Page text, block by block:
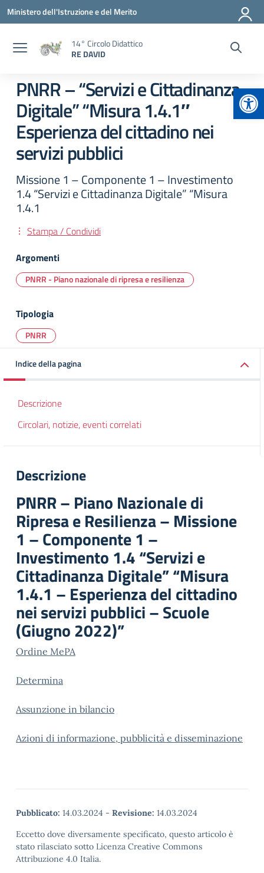
Vai ai contenuti
Vai al menu di navigazione
Vai al footer
Ministero dell'Istruzione e del Merito
14° Circolo Didattico
RE DAVID
PNRR – “Servizi e Cittadinanza
Digitale” “Misura 1.4.1″
Esperienza del cittadino nei
servizi pubblici
Missione 1 – Componente 1 – Investimento
1.4 “Servizi e Cittadinanza Digitale” “Misura
1.4.1
Stampa / Condividi
Argomenti
PNRR - Piano nazionale di ripresa e resilienza
Tipologia
PNRR
Indice della pagina
Descrizione
Circolari, notizie, eventi correlati
Descrizione
PNRR – Piano Nazionale di
Ripresa e Resilienza – Missione
1 – Componente 1 –
Investimento 1.4 “Servizi e
Cittadinanza Digitale” “Misura
1.4.1 – Esperienza del cittadino
nei servizi pubblici – Scuole
(Giugno 2022)”
Ordine MePA
Determina
Assunzione in bilancio
Azioni di informazione, pubblicità e disseminazione
Pubblicato: 14.03.2024 - Revisione: 14.03.2024
Eccetto dove diversamente specificato, questo articolo è
stato rilasciato sotto Licenza Creative Commons
Attribuzione 4.0 Italia.